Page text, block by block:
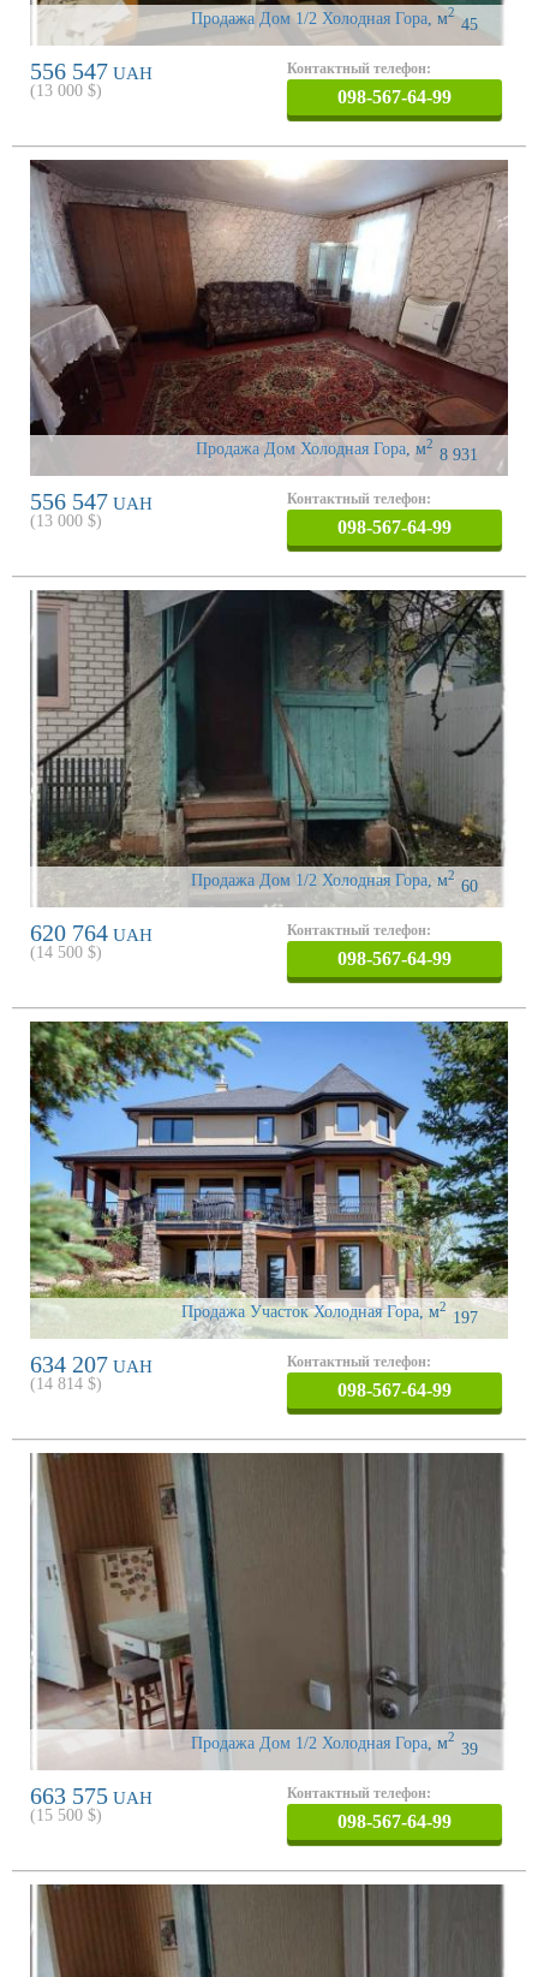
Продажа Дом 1/2 Холодная Гора 45
м2
556 547 UAH
(13 000 $)
Контактный телефон:
098-567-64-99
Продажа Дом Холодная Гора, 8 931
м2
556 547 UAH
(13 000 $)
Контактный телефон:
098-567-64-99
Продажа Дом 1/2 Холодная Гора, 60
м2
620 764 UAH
(14 500 $)
Контактный телефон:
098-567-64-99
Продажа Участок Холодная Гора, 197
м2
634 207 UAH
(14 814 $)
Контактный телефон:
098-567-64-99
Продажа Дом 1/2 Холодная Гора 39
м2
663 575 UAH
(15 500 $)
Контактный телефон:
098-567-64-99